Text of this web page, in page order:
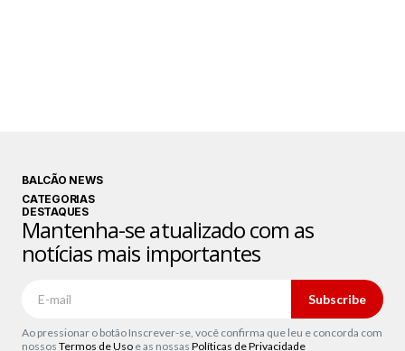
BALCÃO NEWS
CATEGORIAS
DESTAQUES
Mantenha-se atualizado com as
notícias mais importantes
Subscribe
Ao pressionar o botão Inscrever-se, você confirma que leu e concorda com
nossos Termos de Uso e as nossas Políticas de Privacidade